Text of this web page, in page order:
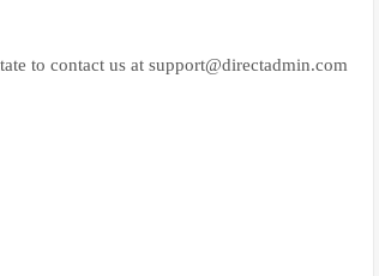
to contact us at support@directadmin.com